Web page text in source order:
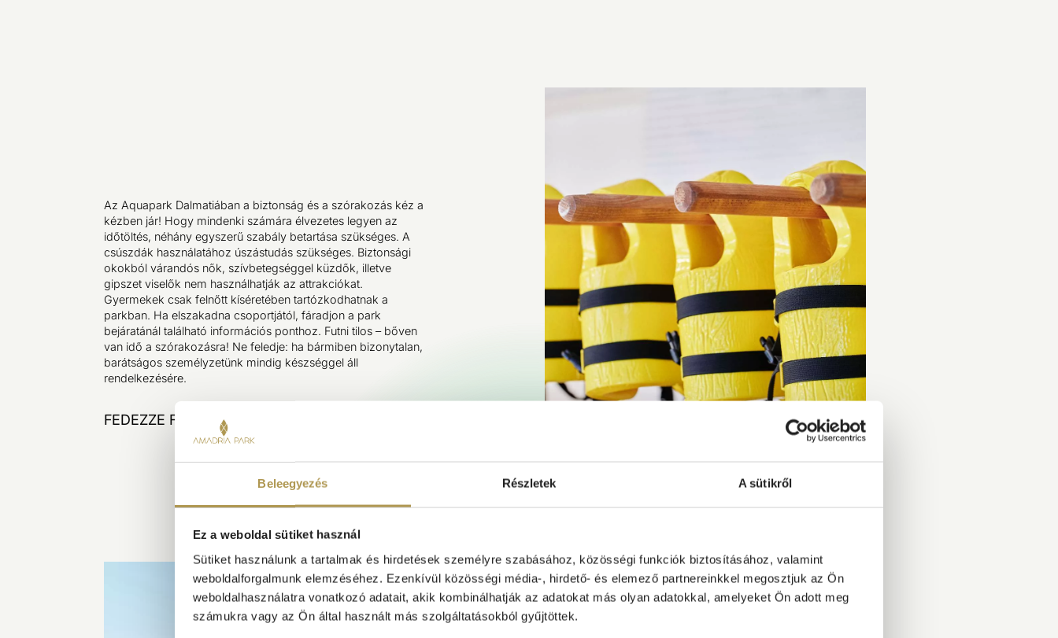
Beleegyezés Részletek A sütikről
Ez a weboldal sütiket használ
Sütiket használunk a tartalmak és hirdetések személyre szabásához, közösségi funkciók biztosításához, valamint
weboldalforgalmunk elemzéséhez. Ezenkívül közösségi média-, hirdető- és elemező partnereinkkel megosztjuk az Ön
weboldalhasználatra vonatkozó adatait, akik kombinálhatják az adatokat más olyan adatokkal, amelyeket Ön adott meg
számukra vagy az Ön által használt más szolgáltatásokból gyűjtöttek.
Az Aquapark Dalmatiában a biztonság és a szórakozás kéz a
kézben jár! Hogy mindenki számára élvezetes legyen az
időtöltés, néhány egyszerű szabály betartása szükséges. A
csúszdák használatához úszástudás szükséges. Biztonsági
okokból várandós nők, szívbetegséggel küzdők, illetve
gipszet viselők nem használhatják az attrakciókat.
Gyermekek csak felnőtt kíséretében tartózkodhatnak a
parkban. Ha elszakadna csoportjától, fáradjon a park
bejáratánál található információs ponthoz. Futni tilos – bőven
van idő a szórakozásra! Ne feledje: ha bármiben bizonytalan,
barátságos személyzetünk mindig készséggel áll
rendelkezésére.
FEDEZZE FEL